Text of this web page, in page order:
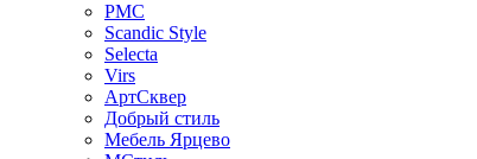
PMC
Scandic Style
Selecta
Virs
АртСквер
Добрый стиль
Мебель Ярцево